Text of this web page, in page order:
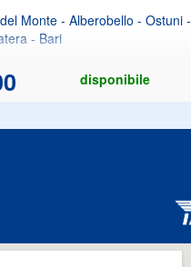
Monte - Alberobello - Ostuni -
- Bari
disponibile